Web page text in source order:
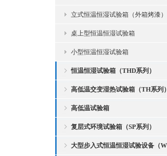
立式恒温恒湿试验箱（外箱烤漆）
桌上型恒温恒湿试验箱
小型恒温恒湿试验箱
恒温恒湿试验箱（THD系列）
高低温交变湿热试验箱（TH系列）
高低温试验箱
复层式环境试验箱（SP系列）